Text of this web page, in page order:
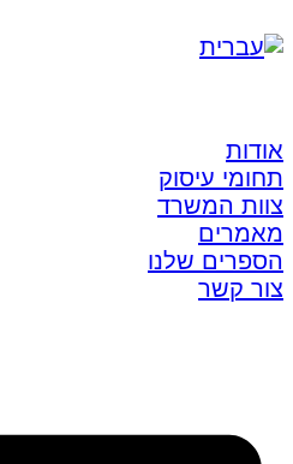
אודות
תחומי עיסוק
צוות המשרד
מאמרים
הספרים שלנו
צור קשר